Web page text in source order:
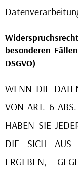
besonderen
DSGVO)
WENN DIE
VON ART. 6
HABEN SIE
DIE SICH AUS
ERGEBEN,